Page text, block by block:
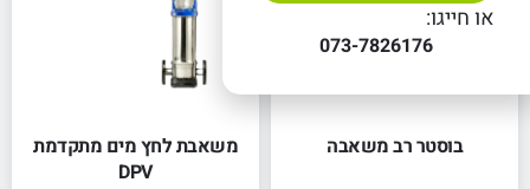
בוסטר רב משאבה
משאבת לחץ מים מתקדמת
DPV
או חייגו:
073-7826176